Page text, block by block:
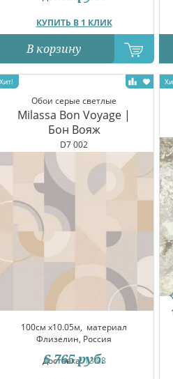
КУПИТЬ В 1 КЛИК
В корзину
Обои серые светлые
Milassa Bon Voyage |
Бон Вояж
D7 002
100см x10.05м, материал
Флизелин, Россия
Доставка:13.08
6 765 руб.